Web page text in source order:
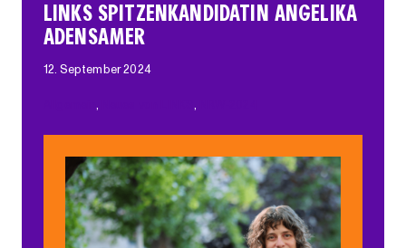
LINKS SPITZENKANDIDATIN ANGELIKA
ADENSAMER
12. September 2024
Allgemein, Neues von LINKS,